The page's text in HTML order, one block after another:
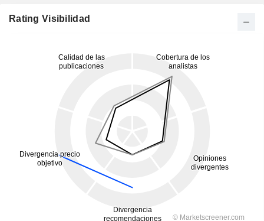
Rating Visibilidad